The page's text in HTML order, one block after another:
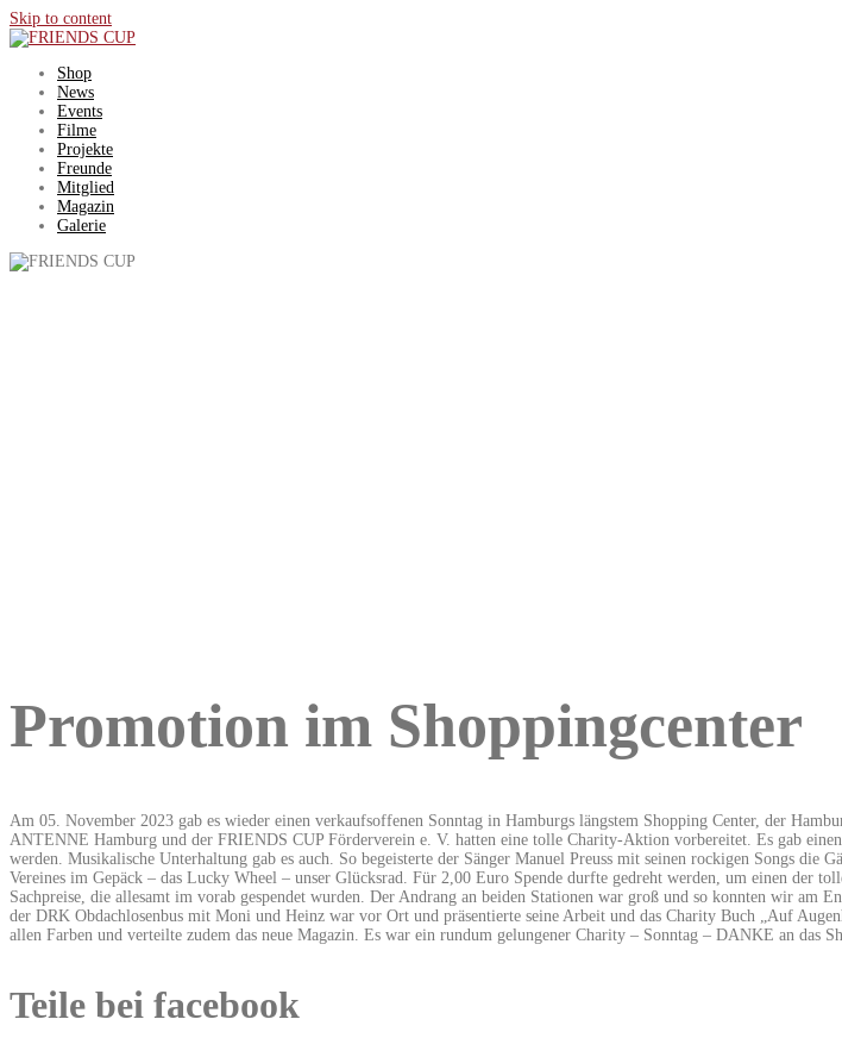
Skip to content
Shop
News
Events
Filme
Projekte
Freunde
Mitglied
Magazin
Galerie
Promotion im Shoppingcenter
Am 05. November 2023 gab es wieder einen verkaufsoffenen Sonntag in Hamburgs längstem Shopping Center, der
ANTENNE Hamburg und der FRIENDS CUP Förderverein e. V. hatten eine tolle Charity-Aktion vorbereitet. Es gab
werden. Musikalische Unterhaltung gab es auch. So begeisterte der Sänger Manuel Preuss mit seinen rockigen Songs die
Vereines im Gepäck – das Lucky Wheel – unser Glücksrad. Für 2,00 Euro Spende durfte gedreht werden, um einen der
Sachpreise, die allesamt im vorab gespendet wurden. Der Andrang an beiden Stationen war groß und so konnten wir am
der DRK Obdachlosenbus mit Moni und Heinz war vor Ort und präsentierte seine Arbeit und das Charity Buch „Auf
allen Farben und verteilte zudem das neue Magazin. Es war ein rundum gelungener Charity – Sonntag – DANKE an das
Teile bei facebook